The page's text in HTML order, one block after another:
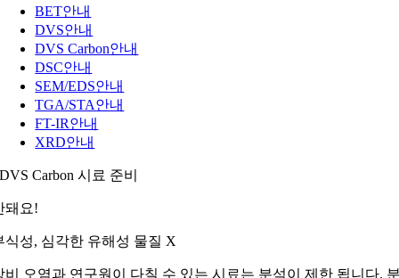
BET안내
DVS안내
DVS Carbon안내
DSC안내
SEM/EDS안내
TGA/STA안내
FT-IR안내
XRD안내
DVS Carbon 시료 준비
돼요!
식성, 심각한 유해성 물질 X
비 오염과 연구원이 다칠 수 있는 시료는 분석이 제한 됩니다.